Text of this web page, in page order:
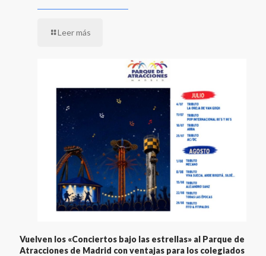
Leer más
Vuelven los «Conciertos bajo las estrellas» al Parque de
Atracciones de Madrid con ventajas para los colegiados